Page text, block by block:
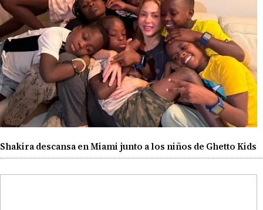
Shakira descansa en Miami junto a los niños de Ghetto Kids